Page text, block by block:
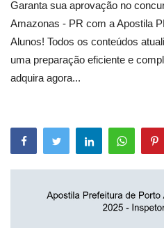
Cursos Online
Combo Apostilas
Garanta sua aprovação no
Amazonas - PR com a Apostila
Alunos! Todos os conteúdos
uma preparação eficiente e
adquira agora...